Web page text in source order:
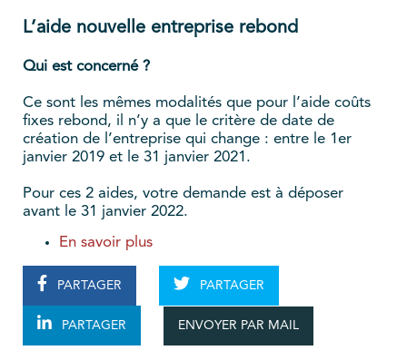
L’aide nouvelle entreprise rebond
Qui est concerné ?
Ce sont les mêmes modalités que pour l’aide coûts
fixes rebond, il n’y a que le critère de date de
création de l’entreprise qui change : entre le 1er
janvier 2019 et le 31 janvier 2021.
Pour ces 2 aides, votre demande est à déposer
avant le 31 janvier 2022.
En savoir plus
PARTAGER PARTAGER
PARTAGER ENVOYER PAR MAIL